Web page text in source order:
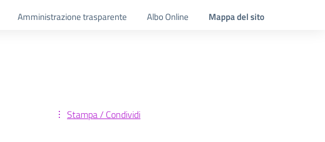
Amministrazione trasparente Albo Online Mappa del sito
Stampa / Condividi